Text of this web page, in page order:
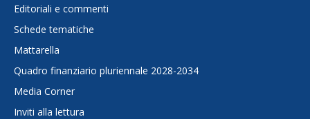
Editoriali e commenti
Schede tematiche
Mattarella
Quadro finanziario pluriennale 2028-2034
Media Corner
Inviti alla lettura